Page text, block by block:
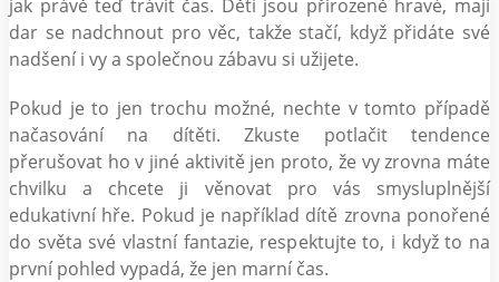
jak právě teď trávit čas. Děti jsou přirozeně hravé, mají
dar se nadchnout pro věc, takže stačí, když přidáte své
nadšení i vy a společnou zábavu si užijete.
Pokud je to jen trochu možné, nechte v tomto případě
načasování na dítěti. Zkuste potlačit tendence
přerušovat ho v jiné aktivitě jen proto, že vy zrovna máte
chvilku a chcete ji věnovat pro vás smysluplnější
edukativní hře. Pokud je například dítě zrovna ponořené
do světa své vlastní fantazie, respektujte to, i když to na
první pohled vypadá, že jen marní čas.